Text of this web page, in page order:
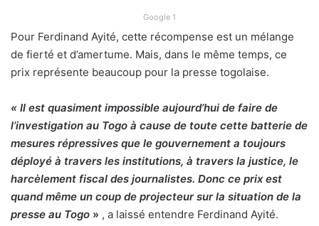
Google 1
Pour Ferdinand Ayité, cette récompense est un mélange
de fierté et d’amertume. Mais, dans le même temps, ce
prix représente beaucoup pour la presse togolaise.
« Il est quasiment impossible aujourd’hui de faire de
l’investigation au Togo à cause de toute cette batterie de
mesures répressives que le gouvernement a toujours
déployé à travers les institutions, à travers la justice, le
harcèlement fiscal des journalistes. Donc ce prix est
quand même un coup de projecteur sur la situation de la
presse au Togo » , a laissé entendre Ferdinand Ayité.